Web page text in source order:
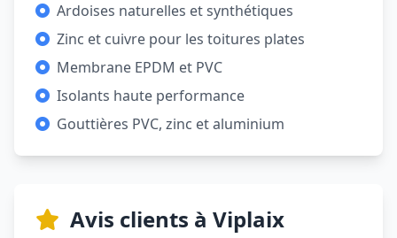
Ardoises naturelles et synthétiques
Zinc et cuivre pour les toitures plates
Membrane EPDM et PVC
Isolants haute performance
Gouttières PVC, zinc et aluminium
Avis clients à Viplaix